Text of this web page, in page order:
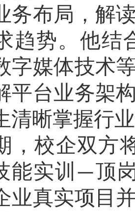
务布局，解
趋势。 他结
字媒体技术
平台业务架
清晰掌握行
，校企双方
能实训 —顶
业真实项目